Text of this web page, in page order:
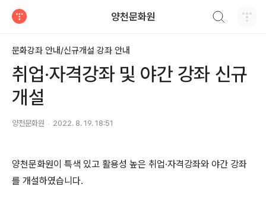
양천문화원
문화강좌 안내/신규개설 강좌 안내
취업·자격강좌 및 야간 강좌 신규
개설
양천문화원 2022. 8. 19. 18:51
양천문화원이 특색 있고 활용성 높은 취업·자격강좌와 야간 강좌
를 개설하였습니다.